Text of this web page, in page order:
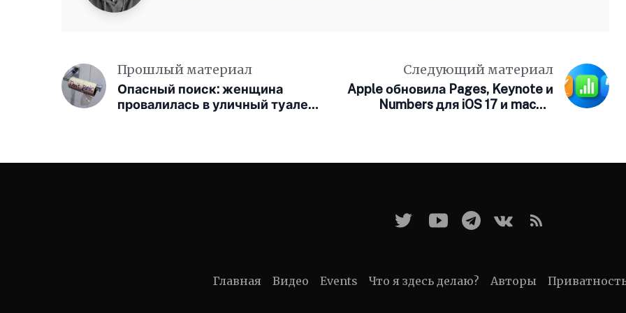
Прошлый материал
Опасный поиск: женщина
провалилась в уличный туалет,
Следующий материал
Apple обновила Pages, Keynote и
Numbers для iOS 17 и macOS
Главная Видео Events Что я здесь делаю? Авторы